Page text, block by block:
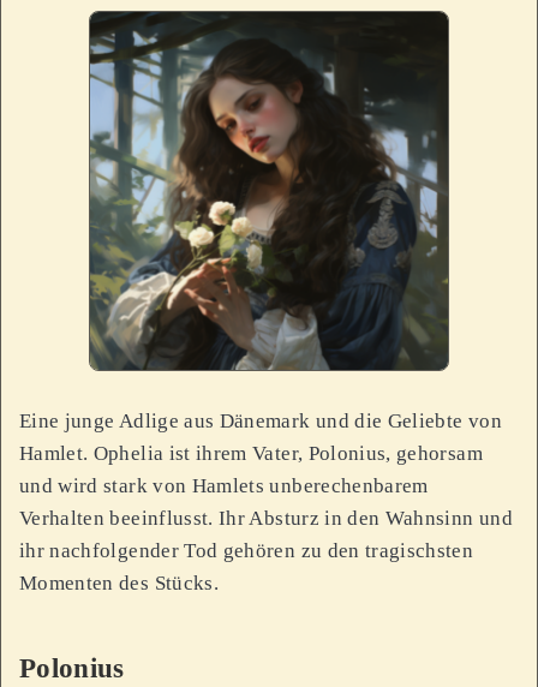
Eine junge Adlige aus Dänemark und die Geliebte von
Hamlet. Ophelia ist ihrem Vater, Polonius, gehorsam
und wird stark von Hamlets unberechenbarem
Verhalten beeinflusst. Ihr Absturz in den Wahnsinn und
ihr nachfolgender Tod gehören zu den tragischsten
Momenten des Stücks.
Polonius